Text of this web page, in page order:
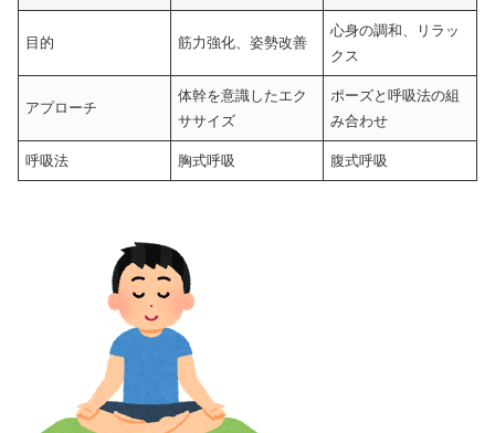
目的 筋力強化、姿勢改善
心身の調和、リラッ
クス
アプローチ
体幹を意識したエク
ササイズ
ポーズと呼吸法の組
み合わせ
呼吸法 胸式呼吸 腹式呼吸